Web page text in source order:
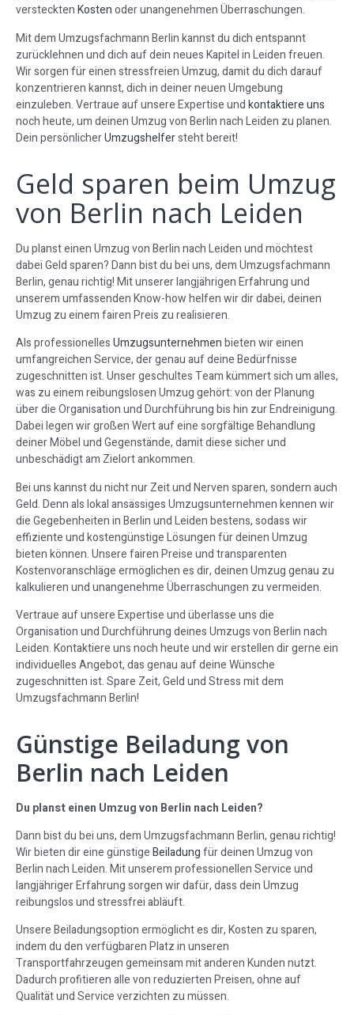
verstecktenKostenoder unangenehmen Überraschungen.
Mit dem Umzugsfachmann Berlin kannst du dich entspannt
zurücklehnen und dich auf dein neues Kapitel in Leiden freuen.
Wir sorgen für einen stressfreien Umzug, damit du dich darauf
konzentrieren kannst, dich in deiner neuen Umgebung
einzuleben. Vertraue auf unsere Expertise undkontaktiere uns
noch heute, um deinen Umzug von Berlin nach Leiden zu planen.
Dein persönlicherUmzugshelfersteht bereit!
Geld sparen beim Umzug
von Berlin nach Leiden
Du planst einen Umzug von Berlin nach Leiden und möchtest
dabei Geld sparen? Dann bist du bei uns, dem Umzugsfachmann
Berlin, genau richtig! Mit unserer langjährigen Erfahrung und
unserem umfassenden Know-how helfen wir dir dabei, deinen
Umzug zu einem fairen Preis zu realisieren.
Als professionellesUmzugsunternehmenbieten wir einen
umfangreichen Service, der genau auf deine Bedürfnisse
zugeschnitten ist. Unser geschultes Team kümmert sich um alles,
was zu einem reibungslosen Umzug gehört: von der Planung
über die Organisation und Durchführung bis hin zur Endreinigung.
Dabei legen wir großen Wert auf eine sorgfältige Behandlung
deiner Möbel und Gegenstände, damit diese sicher und
unbeschädigt am Zielort ankommen.
Bei uns kannst du nicht nur Zeit und Nerven sparen, sondern auch
Geld. Denn als lokal ansässiges Umzugsunternehmen kennen wir
die Gegebenheiten in Berlin und Leiden bestens, sodass wir
effiziente und kostengünstige Lösungen für deinen Umzug
bieten können. Unsere fairen Preise und transparenten
Kostenvoranschläge ermöglichen es dir, deinen Umzug genau zu
kalkulieren und unangenehme Überraschungen zu vermeiden.
Vertraue auf unsere Expertise und überlasse uns die
Organisation und Durchführung deines Umzugs von Berlin nach
Leiden. Kontaktiere uns noch heute und wir erstellen dir gerne ein
individuelles Angebot, das genau auf deine Wünsche
zugeschnitten ist. Spare Zeit, Geld und Stress mit dem
Umzugsfachmann Berlin!
Günstige Beiladung von
Berlin nach Leiden
Du planst einen Umzug von Berlin nach Leiden?
Dann bist du bei uns, dem Umzugsfachmann Berlin, genau richtig!
Wir bieten dir eine günstigeBeiladungfür deinen Umzug von
Berlin nach Leiden. Mit unserem professionellen Service und
langjähriger Erfahrung sorgen wir dafür, dass dein Umzug
reibungslos und stressfrei abläuft.
Unsere Beiladungsoption ermöglicht es dir, Kosten zu sparen,
indem du den verfügbaren Platz in unseren
Transportfahrzeugen gemeinsam mit anderen Kunden nutzt.
Dadurch profitieren alle von reduzierten Preisen, ohne auf
Qualität und Service verzichten zu müssen.